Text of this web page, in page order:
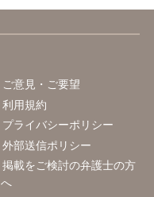
ご意見・ご要望
利用規約
プライバシーポリシー
外部送信ポリシー
掲載をご検討の弁護士の方
へ